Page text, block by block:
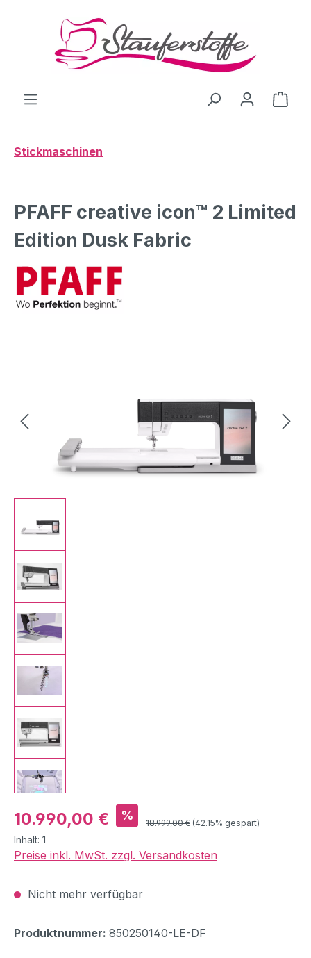
Zum Hauptinhalt springen
Stickmaschinen
PFAFF creative icon™ 2 Limited
Edition Dusk Fabric
Verkaufspreis:
10.990,00 € % Regulärer Preis:
18.999,00 € (42.15% gespart)
Inhalt: 1
Preise inkl. MwSt. zzgl. Versandkosten
Nicht mehr verfügbar
Produktnummer: 850250140-LE-DF